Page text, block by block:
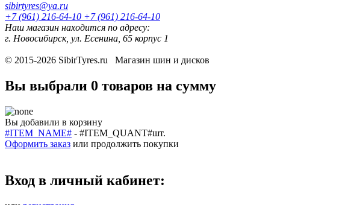
sibirtyres@ya.ru
+7 (961) 216-64-10 +7 (961) 216-64-10
Наш магазин находится по адресу:
г. Новосибирск, ул. Есенина, 65 корпус 1
© 2015-2026 SibirTyres.ru Магазин шин и дисков
Вы выбрали 0 товаров на сумму
Вы добавили в корзину
#ITEM_NAME# - #ITEM_QUANT#шт.
Оформить заказ или продолжить покупки
Вход в личный кабинет: